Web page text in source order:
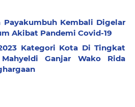
Payakumbuh Kembali Digelar
Akibat Pandemi Covid-19
Kategori Kota Di Tingkat
Ganjar Wako Rida